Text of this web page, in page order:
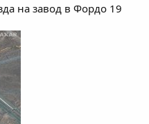
на завод в Фордо 19